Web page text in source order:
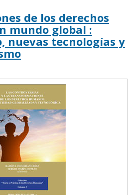
de los derechos
mundo global :
nuevas tecnologías y